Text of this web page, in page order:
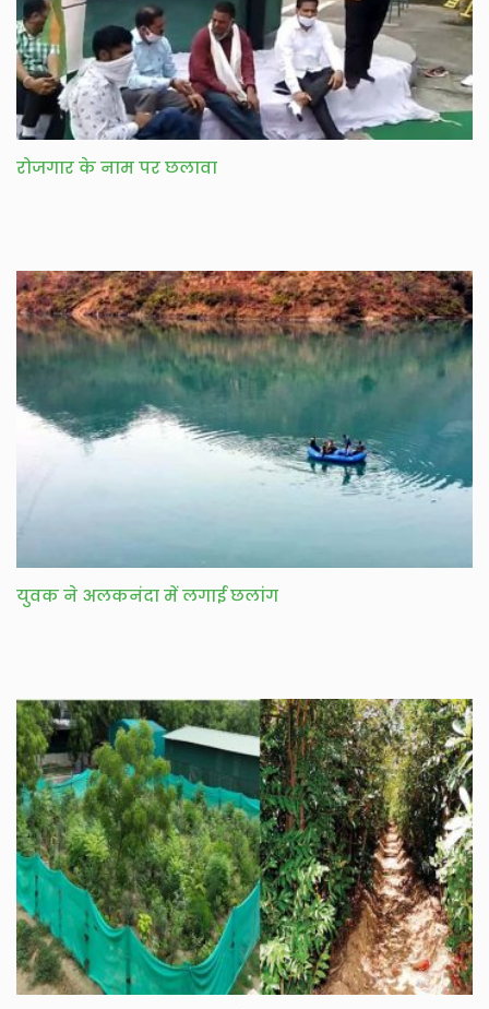
रोजगार के नाम पर छलावा
युवक ने अलकनंदा में लगाई छलांग